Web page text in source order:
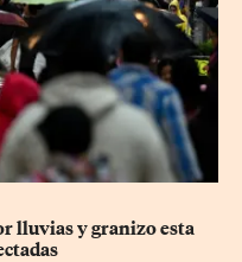
lluvias y granizo esta